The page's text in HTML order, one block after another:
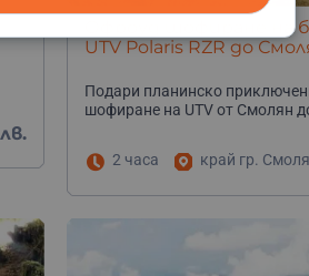
Офроуд шофиране на
UTV Polaris RZR до
Подари планинско
шофиране на UTV от Смолян
2 часа край гр.